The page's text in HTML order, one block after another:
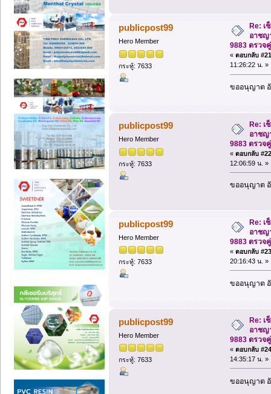
publicpost99
Hero Member
กระทู้: 7633
Re: เ
อาชญ
9883 ตรวจ
« ตอบกลับ
11:26:22 น. »
ขออนุญาต
publicpost99
Hero Member
กระทู้: 7633
Re: เ
อาชญ
9883 ตรวจ
« ตอบกลับ
12:06:59 น. »
ขออนุญาต
publicpost99
Hero Member
กระทู้: 7633
Re: เ
อาชญ
9883 ตรวจ
« ตอบกลับ
20:16:43 น. »
ขออนุญาต
publicpost99
Hero Member
กระทู้: 7633
Re: เ
อาชญ
9883 ตรวจ
« ตอบกลับ
14:35:17 น. »
ขออนุญาต